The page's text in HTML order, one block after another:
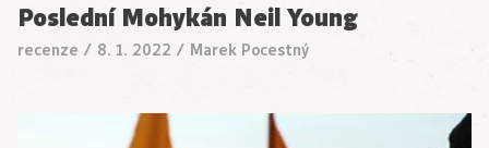
Poslední Mohykán Neil Young
recenze / 8. 1. 2022 / Marek Pocestný